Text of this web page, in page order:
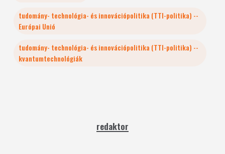
tudomány- technológia- és innovációpolitika (TTI-politika) --
Európai Unió
tudomány- technológia- és innovációpolitika (TTI-politika) --
kvantumtechnológiák
redaktor